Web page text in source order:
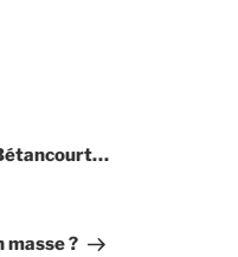
masse ?